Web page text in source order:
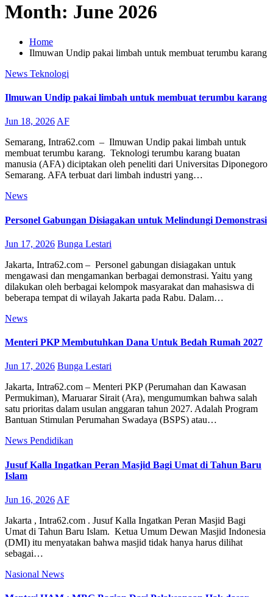
Month: June 2026
Home
Ilmuwan Undip pakai limbah untuk membuat terumbu karang
News Teknologi
Ilmuwan Undip pakai limbah untuk membuat terumbu karang
Jun 18, 2026AF
Semarang, Intra62.com – Ilmuwan Undip pakai limbah untuk
membuat terumbu karang. Teknologi terumbu karang buatan
manusia (AFA) diciptakan oleh peneliti dari Universitas Diponegoro
Semarang. AFA terbuat dari limbah industri yang…
News
Personel Gabungan Disiagakan untuk Melindungi Demonstrasi
Jun 17, 2026 Bunga Lestari
Jakarta, Intra62.com – Personel gabungan disiagakan untuk
mengawasi dan mengamankan berbagai demonstrasi. Yaitu yang
dilakukan oleh berbagai kelompok masyarakat dan mahasiswa di
beberapa tempat di wilayah Jakarta pada Rabu. Dalam…
News
Menteri PKP Membutuhkan Dana Untuk Bedah Rumah 2027
Jun 17, 2026 Bunga Lestari
Jakarta, Intra62.com – Menteri PKP (Perumahan dan Kawasan
Permukiman), Maruarar Sirait (Ara), mengumumkan bahwa salah
satu prioritas dalam usulan anggaran tahun 2027. Adalah Program
Bantuan Stimulan Perumahan Swadaya (BSPS) atau…
News Pendidikan
Jusuf Kalla Ingatkan Peran Masjid Bagi Umat di Tahun Baru
Islam
Jun 16, 2026 AF
Jakarta , Intra62.com . Jusuf Kalla Ingatkan Peran Masjid Bagi
Umat di Tahun Baru Islam. Ketua Umum Dewan Masjid Indonesia
(DMI) itu menyatakan bahwa masjid tidak hanya harus dilihat
sebagai…
Nasional News